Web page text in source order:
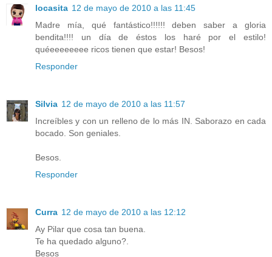
locasita 12 de mayo de 2010 a las 11:45
Madre mía, qué fantástico!!!!!! deben saber a gloria
bendita!!!! un día de éstos los haré por el estilo!
quéeeeeeeee ricos tienen que estar! Besos!
Responder
Silvia 12 de mayo de 2010 a las 11:57
Increíbles y con un relleno de lo más IN. Saborazo en cada
bocado. Son geniales.
Besos.
Responder
Curra 12 de mayo de 2010 a las 12:12
Ay Pilar que cosa tan buena.
Te ha quedado alguno?.
Besos